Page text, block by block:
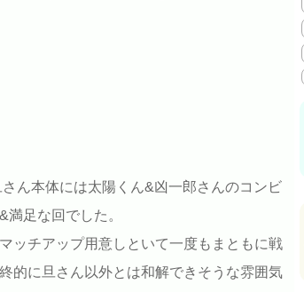
ん本体には太陽くん&凶一郎さんのコンビ
足な回でした。
ッチアップ用意しといて一度もまともに戦
的に旦さん以外とは和解できそうな雰囲気